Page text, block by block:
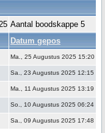
Aantal boodskappe 5
Datum gepos
Ma., 25 Augustus 2025 15:20
Sa., 23 Augustus 2025 12:15
Ma., 11 Augustus 2025 13:19
So., 10 Augustus 2025 06:24
Sa., 09 Augustus 2025 17:48